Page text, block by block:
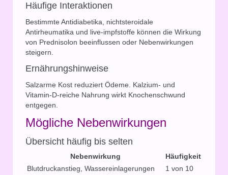
Häufige Interaktionen
Bestimmte Antidiabetika, nichtsteroidale
Antirheumatika und live-impfstoffe können die Wirkung
von Prednisolon beeinflussen oder Nebenwirkungen
steigern.
Ernährungshinweise
Salzarme Kost reduziert Ödeme. Kalzium- und
Vitamin-D-reiche Nahrung wirkt Knochenschwund
entgegen.
Mögliche Nebenwirkungen
Übersicht häufig bis selten
Nebenwirkung
Häufigkeit
Blutdruckanstieg, Wassereinlagerungen
1 von 10